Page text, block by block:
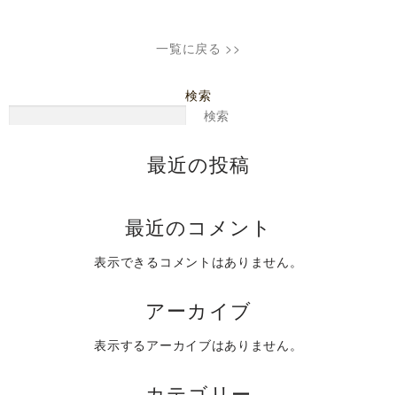
一覧に戻る >>
検索
検索
最近の投稿
最近のコメント
表示できるコメントはありません。
アーカイブ
表示するアーカイブはありません。